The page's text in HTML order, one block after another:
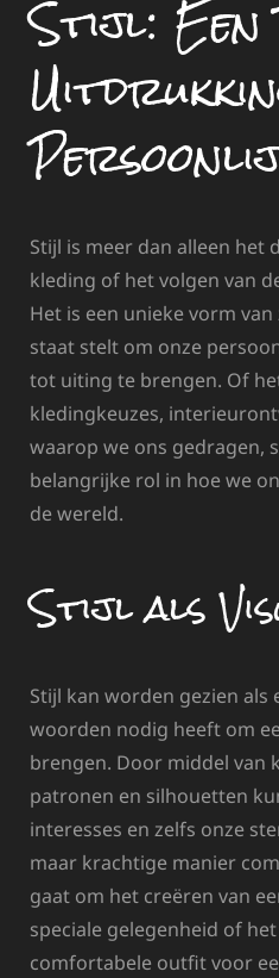
Stijl: Een
Stijl is meer dan alleen het
kleding of het volgen van
Het is een unieke vorm
staat stelt om onze
tot uiting te brengen. Of
kledingkeuzes,
waarop we ons gedragen,
belangrijke rol in hoe we
de wereld.
Stijl als
Stijl kan worden gezien als
woorden nodig heeft om
brengen. Door middel van
patronen en silhouetten
interesses en zelfs onze
maar krachtige manier
gaat om het creëren van
speciale gelegenheid of
comfortabele outfit voor